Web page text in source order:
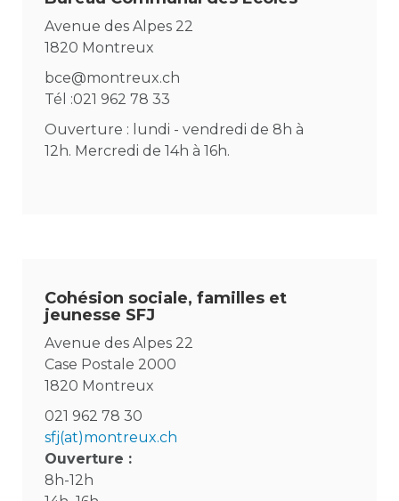
Avenue des Alpes 22
1820 Montreux
bce@montreux.ch
Tél :021 962 78 33
Ouverture : lundi - vendredi de 8h à
12h. Mercredi de 14h à 16h.
Cohésion sociale, familles et
jeunesse SFJ
Avenue des Alpes 22
Case Postale 2000
1820 Montreux
021 962 78 30
sfj(at)montreux.ch
Ouverture :
8h-12h